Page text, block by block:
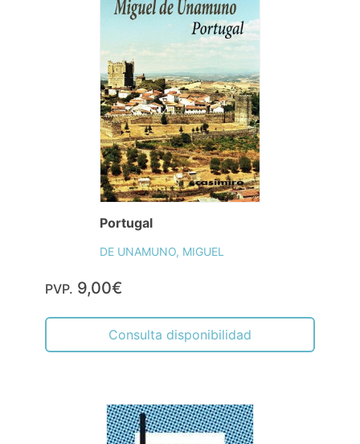
Portugal
DE UNAMUNO, MIGUEL
PVP. 9,00€
Consulta disponibilidad